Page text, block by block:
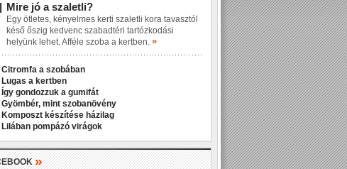
| Mire jó a szaletli?
Egy ötletes, kényelmes kerti szaletli kora tavasztól
késő őszig kedvenc szabadtéri tartózkodási
helyünk lehet. Afféle szoba a kertben. »
Citromfa a szobában
Lugas a kertben
Így gondozzuk a gumifát
Gyömbér, mint szobanövény
Komposzt készítése házilag
Lilában pompázó virágok
»